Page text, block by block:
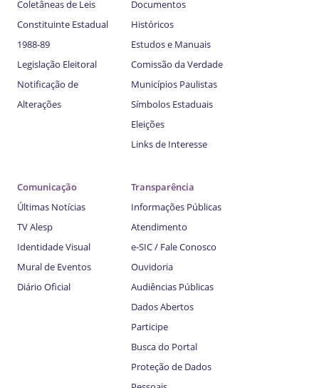
Coletâneas de Leis
Constituinte Estadual
1988-89
Legislação Eleitoral
Notificação de
Alterações
Documentos
Históricos
Estudos e Manuais
Comissão da Verdade
Municípios Paulistas
Símbolos Estaduais
Eleições
Links de Interesse
Comunicação
Últimas Notícias
TV Alesp
Identidade Visual
Mural de Eventos
Diário Oficial
Transparência
Informações Públicas
Atendimento
e-SIC / Fale Conosco
Ouvidoria
Audiências Públicas
Dados Abertos
Participe
Busca do Portal
Proteção de Dados